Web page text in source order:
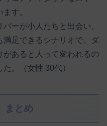
す。
ーが小人たちと出会い、
満足できるシナリオで、ダ
があると人って変われるの
。（女性 30代）
まとめ